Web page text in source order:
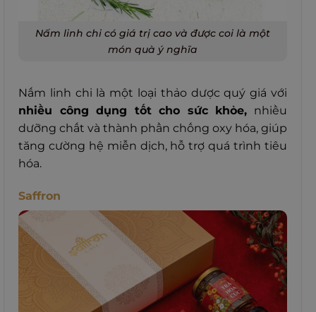
Nấm linh chi có giá trị cao và được coi là một
món quà ý nghĩa
Nấm linh chi là một loại thảo dược quý giá với
nhiều công dụng tốt cho sức khỏe, nhiều
dưỡng chất và thành phần chống oxy hóa, giúp
tăng cường hệ miễn dịch, hỗ trợ quá trình tiêu
hóa.
Saffron